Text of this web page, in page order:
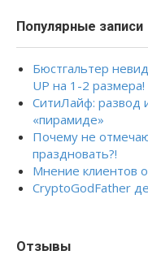
Популярные записи
Бюстгальтер
UP на 1-2
СитиЛайф: развод
«пирамиде»
Почему не
праздновать?!
Мнение клиентов
CryptoGodFather
Отзывы